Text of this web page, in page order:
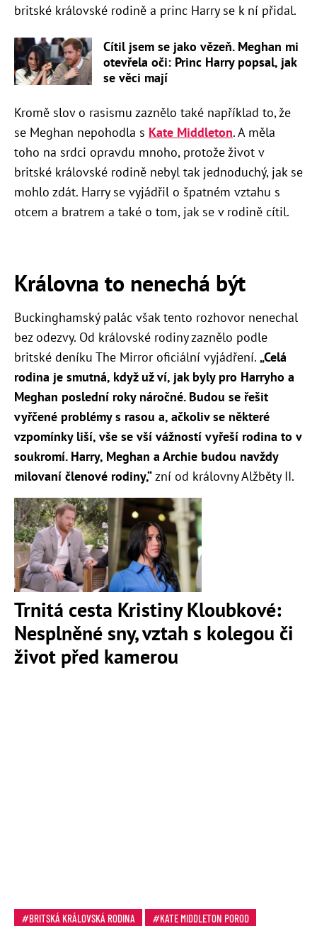
britské královské rodině a princ Harry se k ní přidal.
Cítil jsem se jako vězeň. Meghan mi
otevřela oči: Princ Harry popsal, jak
se věci mají
Kromě slov o rasismu zaznělo také například to, že
se Meghan nepohodla s Kate Middleton. A měla
toho na srdci opravdu mnoho, protože život v
britské královské rodině nebyl tak jednoduchý, jak se
mohlo zdát. Harry se vyjádřil o špatném vztahu s
otcem a bratrem a také o tom, jak se v rodině cítil.
Královna to nenechá být
Buckinghamský palác však tento rozhovor nenechal
bez odezvy. Od královské rodiny zaznělo podle
britské deníku The Mirror oficiální vyjádření. „Celá
rodina je smutná, když už ví, jak byly pro Harryho a
Meghan poslední roky náročné. Budou se řešit
vyřčené problémy s rasou a, ačkoliv se některé
vzpomínky liší, vše se vší vážností vyřeší rodina to v
soukromí. Harry, Meghan a Archie budou navždy
milovaní členové rodiny,“zní od královny Alžběty II.
Trnitá cesta Kristiny Kloubkové:
Nesplněné sny, vztah s kolegou či
život před kamerou
BRITSKÁ KRÁLOVSKÁ RODINA
KATE MIDDLETON POROD